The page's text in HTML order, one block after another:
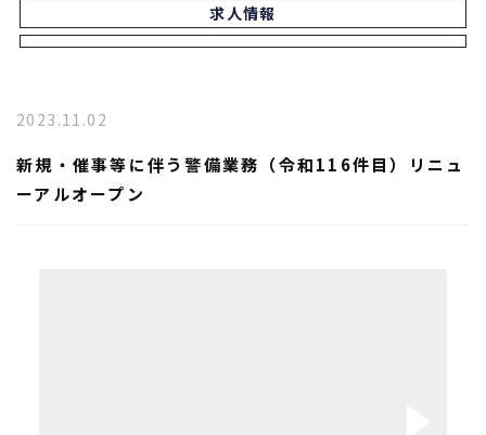
求人情報
2023.11.02
新規・催事等に伴う警備業務（令和116件目）リニュ
ーアルオープン